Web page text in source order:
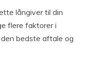
långiver til din
flere faktorer i
bedste aftale og